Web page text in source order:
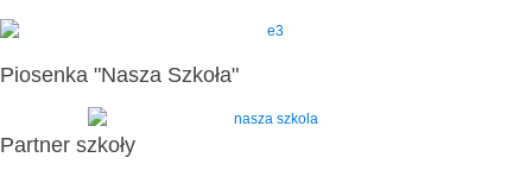
Piosenka "Nasza Szkoła"
Partner szkoły